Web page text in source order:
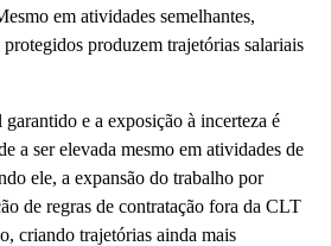
em atividades semelhantes,
produzem trajetórias salariais
e a exposição à incerteza é
a ser elevada mesmo em atividades de
ele, a expansão do trabalho por
de regras de contratação fora da CLT
criando trajetórias ainda mais